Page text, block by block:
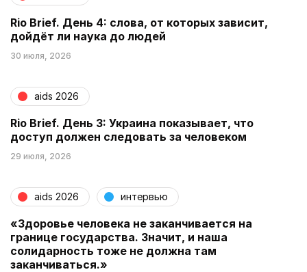
Rio Brief. День 4: слова, от которых зависит,
дойдёт ли наука до людей
30 июля, 2026
aids 2026
Rio Brief. День 3: Украина показывает, что
доступ должен следовать за человеком
29 июля, 2026
aids 2026 интервью
«Здоровье человека не заканчивается на
границе государства. Значит, и наша
солидарность тоже не должна там
заканчиваться.»